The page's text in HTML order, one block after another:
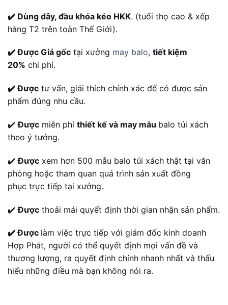
✔️ Dùng dây, đầu khóa kéo HKK. (tuổi thọ cao & xếp
hàng T2 trên toàn Thế Giới).
✔️ Được Giá gốc tại xưởng may balo, tiết kiệm
20% chi phí.
✔️ Được tư vấn, giải thích chính xác để có được sản
phẩm đúng nhu cầu.
✔️Được miễn phí thiết kế và may mẫu balo túi xách
theo ý tưởng.
✔️Được xem hơn 500 mẫu balo túi xách thật tại văn
phòng hoặc tham quan quá trình sản xuất đồng
phục trực tiếp tại xưởng.
✔️Được thoải mái quyết định thời gian nhận sản phẩm.
✔️ Được làm việc trực tiếp với giám đốc kinh doanh
Hợp Phát, người có thể quyết định mọi vấn đề và
thương lượng, ra quyết định chính nhanh nhất và thấu
hiểu những điều mà bạn không nói ra.